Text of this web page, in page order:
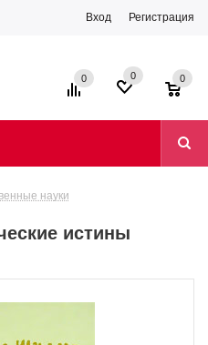
Вход Регистрация
0 0 0
науки
истины